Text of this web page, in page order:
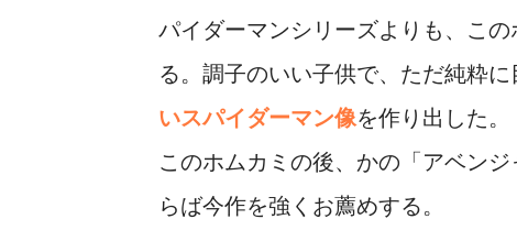
パイダーマンシリーズよりも、こ
る。調子のいい子供で、ただ純粋
いスパイダーマン像を作り出した。
このホムカミの後、かの「アベン
らば今作を強くお薦めする。